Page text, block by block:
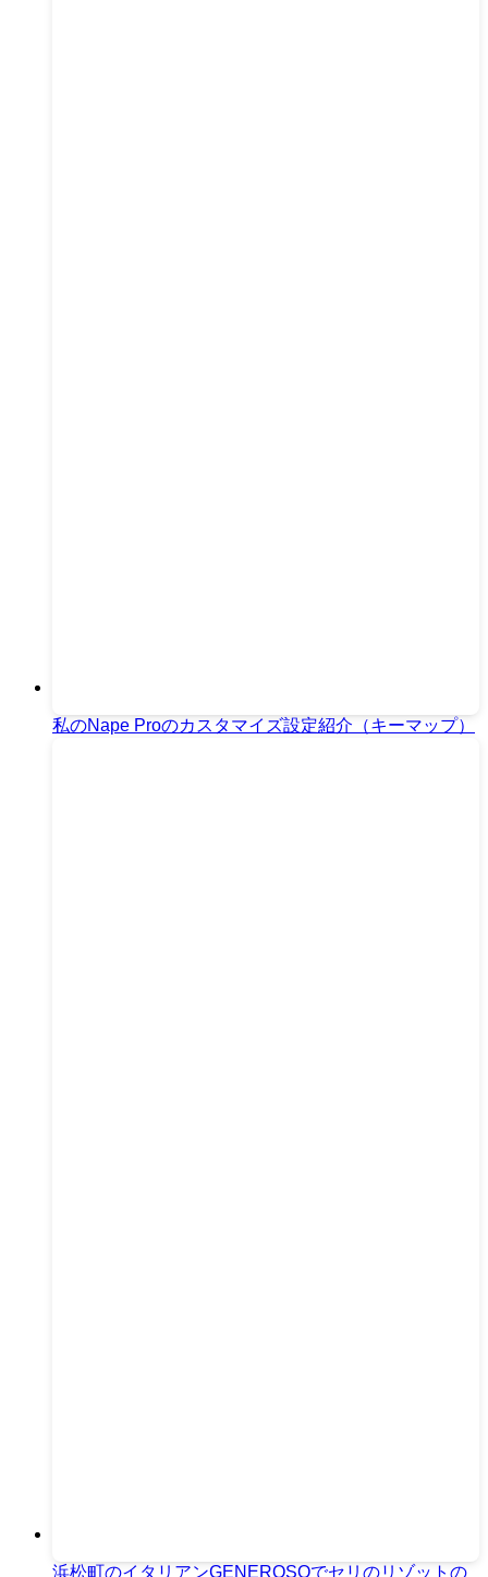
私のNape Proのカスタマイズ設定紹介（キーマップ）
浜松町のイタリアンGENEROSOでセリのリゾットの